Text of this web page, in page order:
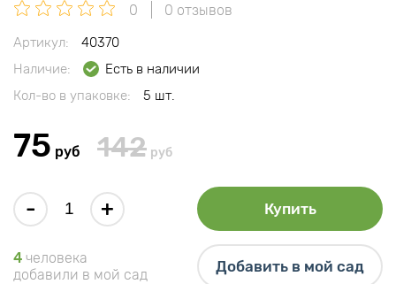
0 0 отзывов
Артикул:
40370
Наличие:
Есть в наличии
Кол-во в упаковке:
5 шт.
75 руб 142 руб
- + Купить
4 человека
добавили в мой сад
Добавить в мой сад